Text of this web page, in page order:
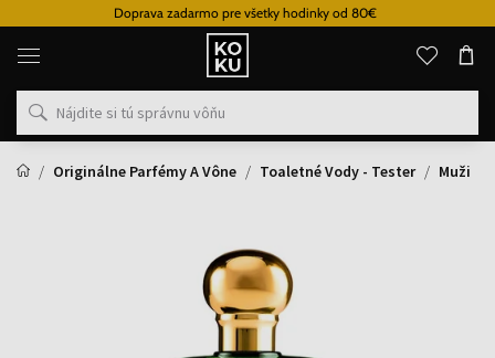
Doprava zadarmo pre všetky hodinky od 80€
Originálne
parfémy
hodinky
na
mieste
Originálne Parfémy A Vône
Toaletné Vody - Tester Muži